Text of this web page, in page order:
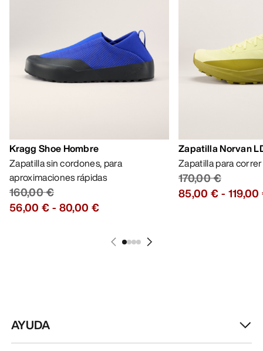
Kragg Shoe Hombre
Zapatilla sin cordones, para
aproximaciones rápidas
160,00 €
56,00 €- 80,00 €
Zapatilla Norvan
Zapatilla para
170,00 €
85,00 €-
AYUDA